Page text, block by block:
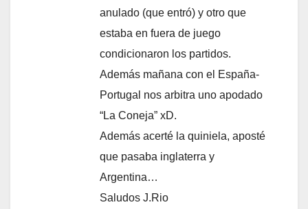
anulado (que entró) y otro que
estaba en fuera de juego
condicionaron los partidos.
Además mañana con el España-
Portugal nos arbitra uno apodado
“La Coneja” xD.
Además acerté la quiniela, aposté
que pasaba inglaterra y
Argentina…
Saludos J.Rio